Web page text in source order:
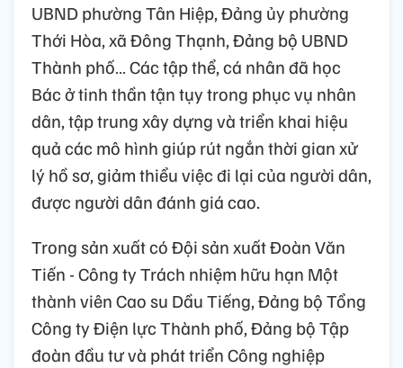
UBND phường Tân Hiệp, Đảng ủy phường
Thới Hòa, xã Đông Thạnh, Đảng bộ UBND
Thành phố… Các tập thể, cá nhân đã học
Bác ở tinh thần tận tụy trong phục vụ nhân
dân, tập trung xây dựng và triển khai hiệu
quả các mô hình giúp rút ngắn thời gian xử
lý hồ sơ, giảm thiểu việc đi lại của người dân,
được người dân đánh giá cao.
Trong sản xuất có Đội sản xuất Đoàn Văn
Tiến - Công ty Trách nhiệm hữu hạn Một
thành viên Cao su Dầu Tiếng, Đảng bộ Tổng
Công ty Điện lực Thành phố, Đảng bộ Tập
đoàn đầu tư và phát triển Công nghiệp